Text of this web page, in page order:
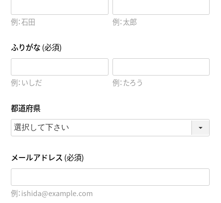
例：石田 例：太郎
ふりがな(必須)
例：いしだ 例：たろう
都道府県
メールアドレス (必須)
例：ishida@example.com